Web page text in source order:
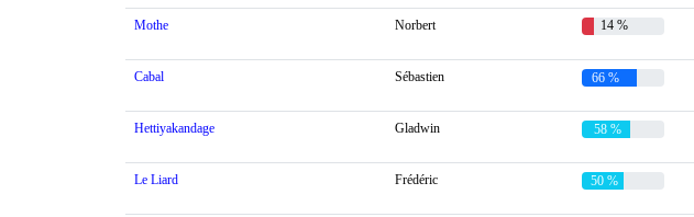
Mothe Norbert 14 %
Cabal Sébastien 66 %
Hettiyakandage Gladwin 58 %
Le Liard Frédéric 50 %